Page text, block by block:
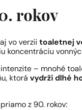
rokov
vo verziitoaletnej
koncentráciu
– mnohé
ktorávydrží dlhé
z 90. rokov: